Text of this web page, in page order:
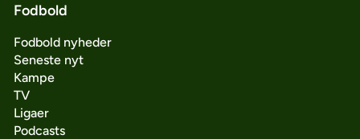
Fodbold
Fodbold nyheder
Seneste nyt
Kampe
TV
Ligaer
Podcasts